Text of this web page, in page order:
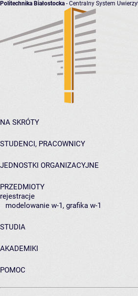
Politechnika Białostocka - Centralny System
NA SKRÓTY
STUDENCI, PRACOWNICY
JEDNOSTKI ORGANIZACYJNE
PRZEDMIOTY
rejestracje
modelowanie w-1, grafika w-1
STUDIA
AKADEMIKI
POMOC